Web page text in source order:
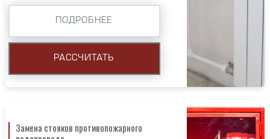
ПОДРОБНЕЕ
РАССЧИТАТЬ
Замена стояков противопожарного